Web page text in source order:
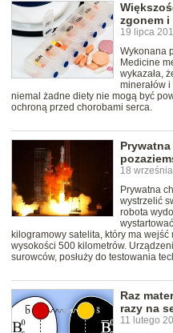
zgonem
19 lipca
Wykonana
Medicine
wykazała,
minerałów
niemal żadne diety nie mogą być
ochroną przed chorobami serca.
18
Prywatna
wystrzelić
robota
kilogramowy satelita, który ma
wysokości 500 kilometrów.
surowców, posłuży do testowania
Raz
razy na
11 lutego